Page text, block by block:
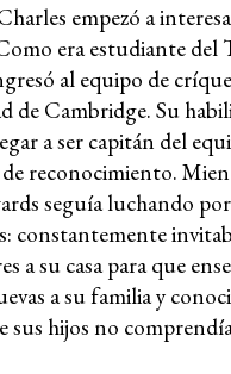
empezó a
era estudiante del
al equipo de
de Cambridge. Su
a ser capitán del
reconocimiento.
seguía luchando
constantemente
a su casa para que
a su familia y
sus hijos no